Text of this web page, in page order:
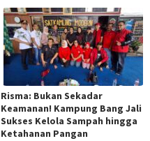
Risma: Bukan Sekadar
Keamanan! Kampung Bang Jali
Sukses Kelola Sampah hingga
Ketahanan Pangan